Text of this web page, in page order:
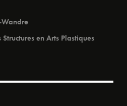
Structures en Arts Plastiques